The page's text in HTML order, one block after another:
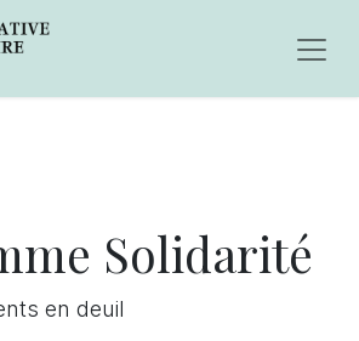
Solidarit​é
en deuil